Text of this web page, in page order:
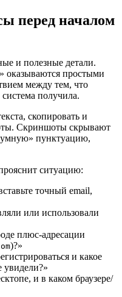
перед началом
и полезные детали.
оказываются простыми
между тем, что
получила.
скопировать и
Скриншоты скрывают
пунктуацию,
ситуацию:
точный email,
или использовали
плюс-адресации
)?»
и какое
увидели?»
и в каком браузере/